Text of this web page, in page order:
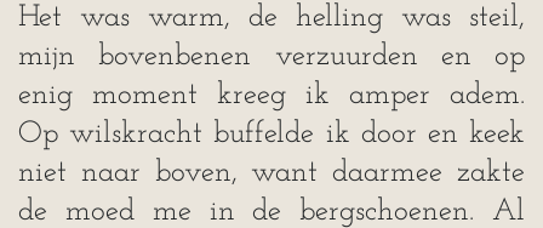
Het was warm, de helling was steil,
mijn bovenbenen verzuurden en op
enig moment kreeg ik amper adem.
Op wilskracht buffelde ik door en keek
niet naar boven, want daarmee zakte
de moed me in de bergschoenen. Al